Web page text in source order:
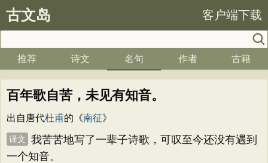
古文岛 客户端下载
推荐 诗文 名句 作者 古籍
百年歌自苦，未见有知音。
出自唐代杜甫的《南征》
译文
我苦苦地写了一辈子诗歌，可叹至今还没有遇到
一个知音。